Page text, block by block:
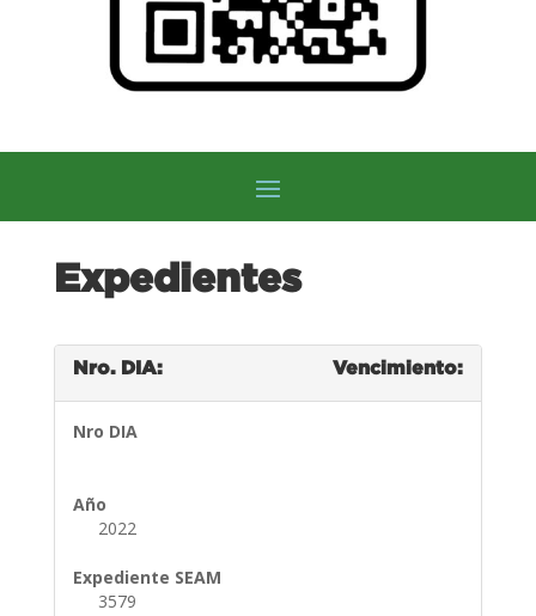
Expedientes
Nro. DIA: Vencimiento:
Nro DIA
Año
2022
Expediente SEAM
3579